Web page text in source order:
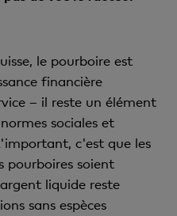
le pourboire est
financière
– il reste un élément
sociales et
c'est que les
pourboires soient
liquide reste
sans espèces